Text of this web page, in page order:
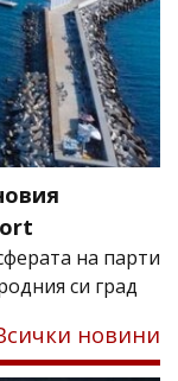
на парти
си град
новини